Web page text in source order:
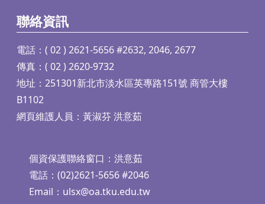
聯絡資訊
電話：( 02 ) 2621-5656 #2632, 2046, 2677
傳真：( 02 ) 2620-9732
地址：251301新北市淡水區英專路151號 商管大樓
B1102
網頁維護人員：黃淑芬 洪意茹
個資保護聯絡窗口：洪意茹
電話：(02)2621-5656 #2046
Email： ulsx@oa.tku.edu.tw